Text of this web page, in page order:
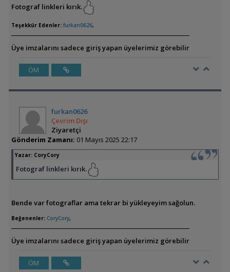
Fotograf linkleri kırık.
Teşekkür Edenler: furkan0626,
Üye imzalarını sadece giriş yapan üyelerimiz görebilir
ÖM
furkan0626
Çevrim Dışı
Ziyaretçi
Gönderim Zamanı: 01 Mayıs 2025 22:17
Yazar: CoryCory
Fotograf linkleri kırık.
Bende var fotograflar ama tekrar bi yükleyeyim sağolun.
Beğenenler: CoryCory,
Üye imzalarını sadece giriş yapan üyelerimiz görebilir
ÖM